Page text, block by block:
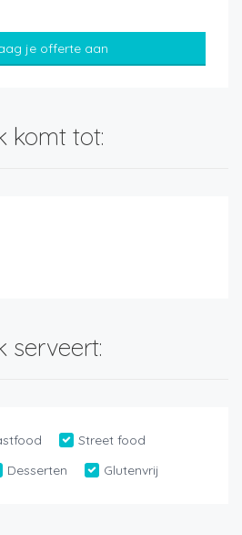
je offerte aan
komt tot:
serveert:
Street food
Desserten Glutenvrij